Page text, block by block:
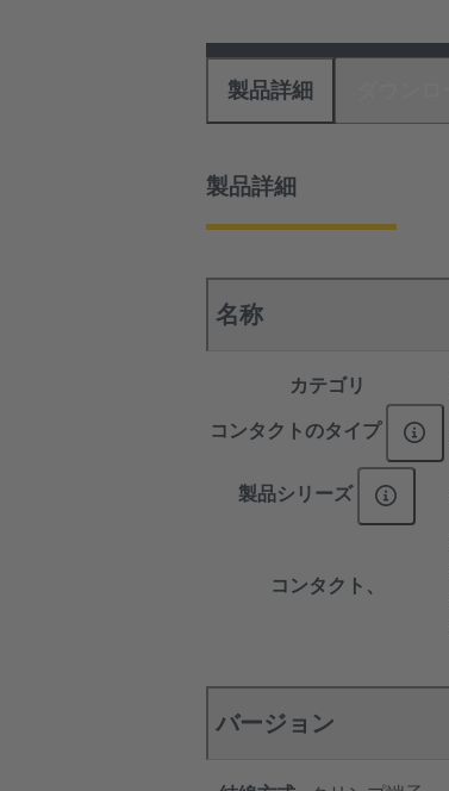
製品詳細
製品詳細
名称
カテゴリ
コンタクトのタイプ
製品シリーズ
コンタクト、
バージョン